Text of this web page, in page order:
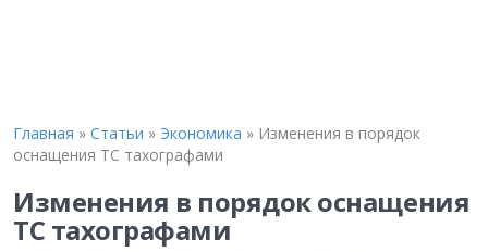
Главная » Статьи » Экономика » Изменения в порядок
оснащения ТС тахографами
Изменения в порядок оснащения
ТС тахографами